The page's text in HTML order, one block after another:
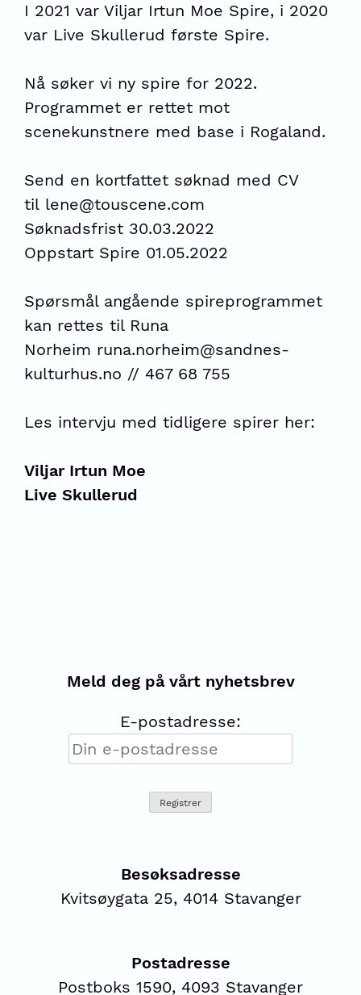
I 2021 var Viljar Irtun Moe Spire, i 2020
var Live Skullerud første Spire.
Nå søker vi ny spire for 2022.
Programmet er rettet mot
scenekunstnere med base i Rogaland.
Send en kortfattet søknad med CV
til lene@touscene.com
Søknadsfrist 30.03.2022
Oppstart Spire 01.05.2022
Spørsmål angående spireprogrammet
kan rettes til Runa
Norheim runa.norheim@sandnes-
kulturhus.no // 467 68 755
Les intervju med tidligere spirer her:
Viljar Irtun Moe
Live Skullerud
Meld deg på vårt nyhetsbrev
E-postadresse:
Besøksadresse
Kvitsøygata 25, 4014 Stavanger
Postadresse
Postboks 1590, 4093 Stavanger